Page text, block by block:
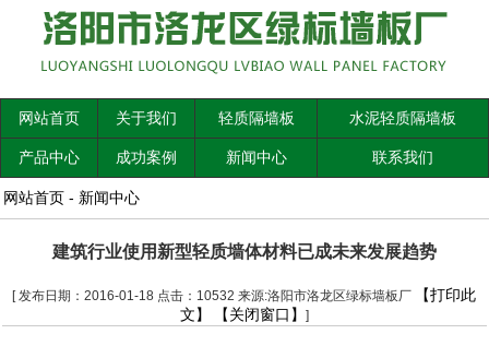
网站首页 关于我们 轻质隔墙板 水泥轻质隔墙板
产品中心 成功案例 新闻中心 联系我们
网站首页 - 新闻中心
建筑行业使用新型轻质墙体材料已成未来发展趋势
[ 发布日期：2016-01-18 点击：10532 来源:洛阳市洛龙区绿标墙板厂
【打印此
文】
【关闭窗口】 ]